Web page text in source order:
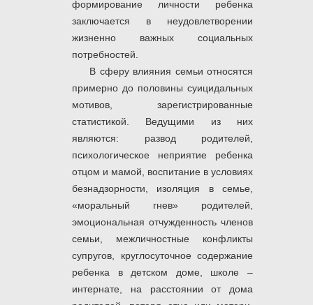
формирование личности ребенка
заключается в неудовлетворении
жизненно важных социальных
потребностей.
В сферу влияния семьи относятся
примерно до половины суицидальных
мотивов, зарегистрированные
статистикой. Ведущими из них
являются: развод родителей,
психологическое неприятие ребенка
отцом и мамой, воспитание в условиях
безнадзорности, изоляция в семье,
«моральный гнев» родителей,
эмоциональная отчужденность членов
семьи, межличностные конфликты
супругов, круглосуточное содержание
ребенка в детском доме, школе ‒
интернате, на расстоянии от дома